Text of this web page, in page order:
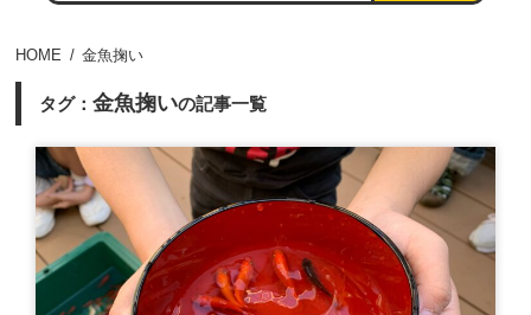
HOME 金魚掬い
タグ： 金魚掬いの記事一覧